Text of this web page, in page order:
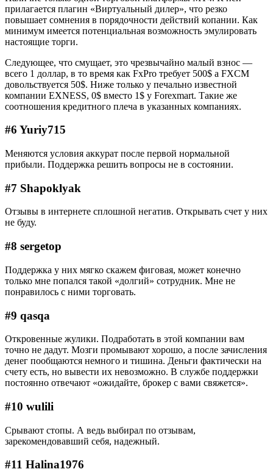
прилагается плагин «Виртуальный дилер», что резко
повышает сомнения в порядочности действий копании. Как
минимум имеется потенциальная возможность эмулировать
настоящие торги.
Следующее, что смущает, это чрезвычайно малый взнос —
всего 1 доллар, в то время как FxPro требует 500$ а FXCM
довольствуется 50$. Ниже только у печально известной
компании EXNESS, 0$ вместо 1$ у Forexmart. Такие же
соотношения кредитного плеча в указанных компаниях.
#6 Yuriy715
Меняются условия аккурат после первой нормальной
прибыли. Поддержка решить вопросы не в состоянии.
#7 Shapoklyak
Отзывы в интернете сплошной негатив. Открывать счет у них
не буду.
#8 sergetop
Поддержка у них мягко скажем фиговая, может конечно
только мне попался такой «долгий» сотрудник. Мне не
понравилось с ними торговать.
#9 qasqa
Откровенные жулики. Подработать в этой компании вам
точно не дадут. Мозги промывают хорошо, а после зачисления
денег пообщаются немного и тишина. Деньги фактически на
счету есть, но вывести их невозможно. В службе поддержки
постоянно отвечают «ожидайте, брокер с вами свяжется».
#10 wulili
Срывают стопы. А ведь выбирал по отзывам,
зарекомендовавший себя, надежный.
#11 Halina1976